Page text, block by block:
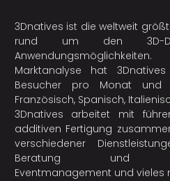
3Dnatives ist die weltweit
rund um den 3D-
Marktanalyse hat
Besucher pro Monat und
Französisch, Spanisch,
3Dnatives arbeitet mit
additiven Fertigung
verschiedener
Beratung und B2B-
Eventmanagement und vieles